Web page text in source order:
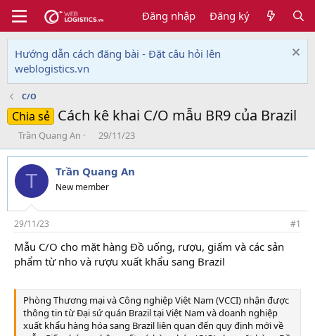
Đăng nhập Đăng ký
Hướng dẫn cách đăng bài - Đặt câu hỏi lên
weblogistics.vn
C/O
Chia sẻ Cách kê khai C/O mẫu BR9 của Brazil
T
h
r
e
d
s
t
a
r
t
r
Trần Quang An
N
g
à
y
g
i
29/11/23
T Trần Quang An
New member
29/11/23 #1
Mẫu C/O cho mặt hàng Đồ uống, rượu, giấm và các sản
phẩm từ nho và rượu xuất khẩu sang Brazil
Phòng Thương mại và Công nghiệp Việt Nam (VCCI) nhận được
thông tin từ Đại sứ quán Brazil tại Việt Nam và doanh nghiệp
xuất khẩu hàng hóa sang Brazil liên quan đến quy định mới về